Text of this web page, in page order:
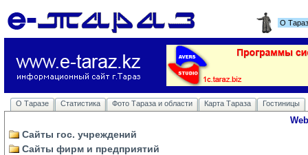
О
О Таразе Статистика Фото Тараза и области Карта Тараза Гостиницы
Сайты гос. учреждений
Сайты фирм и предприятий